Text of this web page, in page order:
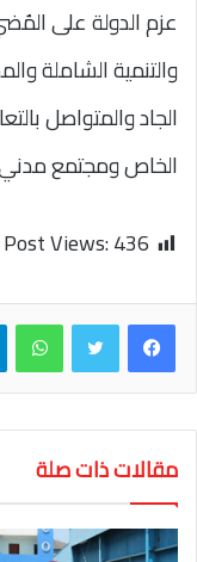
عزم الدولة على
والتنمية الشاملة
الجاد والمتواصل
الخاص ومجتمع
Post Views:436
واتساب
مقالات ذات صلة